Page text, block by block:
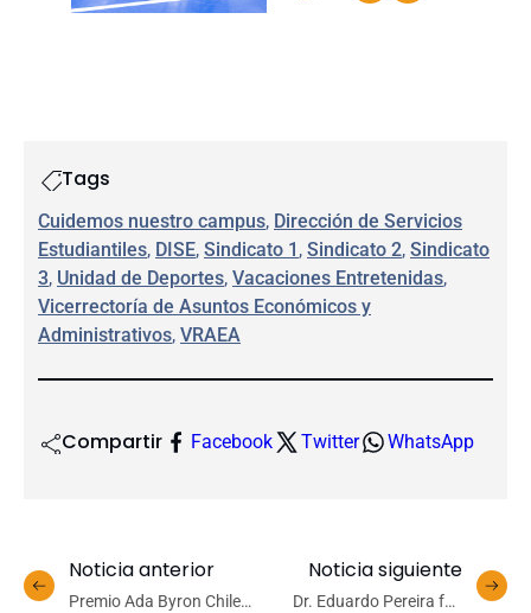
Tags
Cuidemos nuestro campus, Dirección de Servicios
Estudiantiles, DISE, Sindicato 1 , Sindicato 2, Sindicato
3, Unidad de Deportes, Vacaciones Entretenidas
Vicerrectoría de Asuntos Económicos y
Administrativos, VRAEA
Compartir Facebook Twitter WhatsApp
Noticia anterior
Premio Ada Byron Chile
Noticia siguiente
Dr. Eduardo Pereira fue